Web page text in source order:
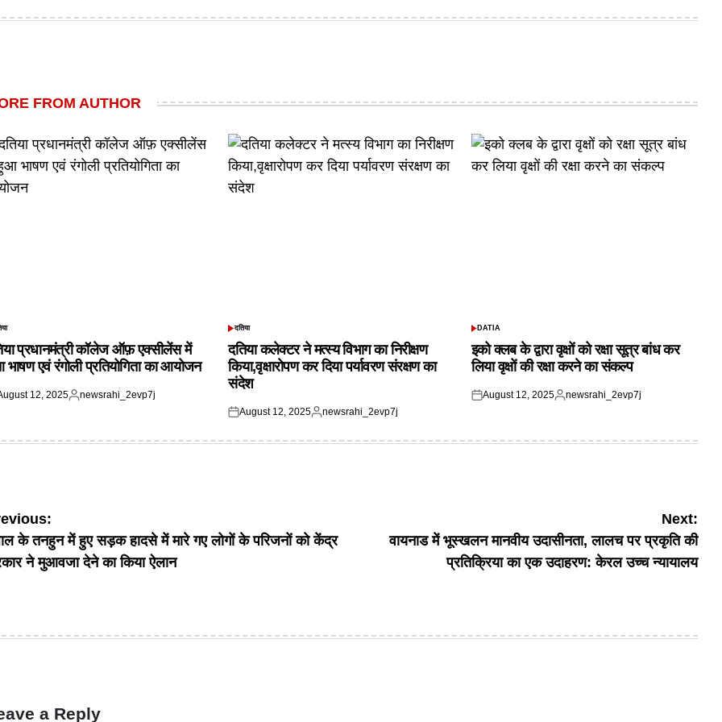
FROM AUTHOR
प्रधानमंत्री कॉलेज ऑफ़ एक्सीलेंस में
एवं रंगोली प्रतियोगिता का आयोजन
12, 2025
Posted
newsrahi_2evp7j
POSTED
दतिया
दतिया कलेक्टर ने मत्स्य विभाग का निरीक्षण
किया,वृक्षारोपण कर दिया पर्यावरण संरक्षण का
संदेश
Posted
August 12, 2025
Posted
newsrahi_2evp7j
POSTED
DATIA
इको क्लब के द्वारा वृक्षों को रक्षा सूत्र बांध कर
लिया वृक्षों की रक्षा करने का संकल्प
Posted
August 12, 2025
Posted
newsrahi_2evp7j
के तनहुन में हुए सड़क हादसे में मारे गए लोगों के परिजनों को केंद्र
ने मुआवजा देने का किया ऐलान
Next:
वायनाड में भूस्खलन मानवीय उदासीनता, लालच पर प्रकृति की
प्रतिक्रिया का एक उदाहरण: केरल उच्च न्यायालय
a Reply